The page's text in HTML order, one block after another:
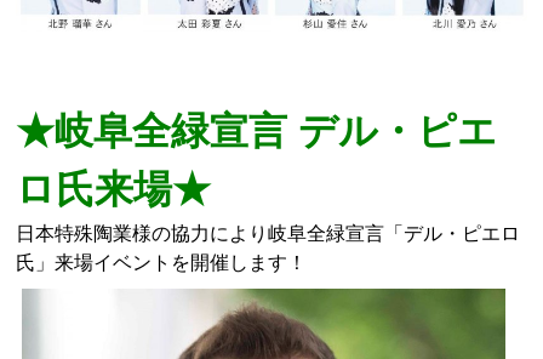
★岐阜全緑宣言 デル・ピエ
ロ氏来場★
日本特殊陶業様の協力により岐阜全緑宣言「デル・ピエロ
氏」来場イベントを開催します！